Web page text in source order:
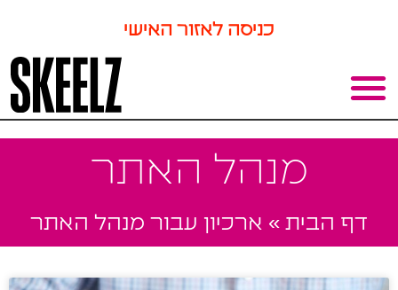
כניסה לאזור האישי
מנהל האתר
דף הבית » ארכיון עבור מנהל האתר